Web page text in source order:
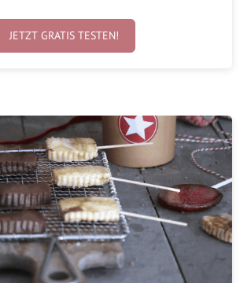
JETZT GRATIS TESTEN!